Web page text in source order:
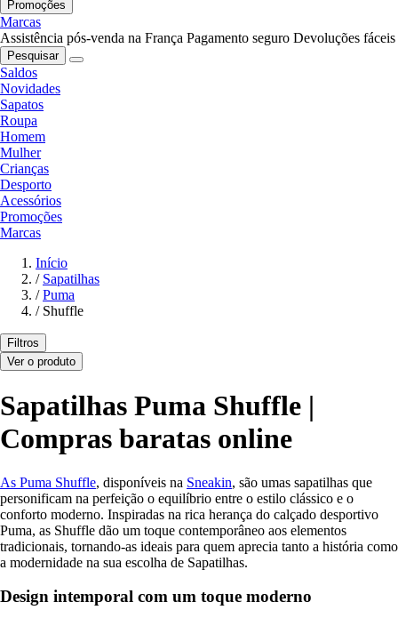
Promoções
Marcas
Assistência pós-venda na França Pagamento seguro Devoluções fáceis
Pesquisar
Saldos
Novidades
Sapatos
Roupa
Homem
Mulher
Crianças
Desporto
Acessórios
Promoções
Marcas
Início
/ Sapatilhas
/ Puma
/ Shuffle
Filtros
Ver o produto
Sapatilhas Puma Shuffle |
Compras baratas online
As Puma Shuffle, disponíveis na Sneakin, são umas sapatilhas que
personificam na perfeição o equilíbrio entre o estilo clássico e o
conforto moderno. Inspiradas na rica herança do calçado desportivo
Puma, as Shuffle dão um toque contemporâneo aos elementos
tradicionais, tornando-as ideais para quem aprecia tanto a história como
a modernidade na sua escolha de Sapatilhas.
Design intemporal com um toque moderno